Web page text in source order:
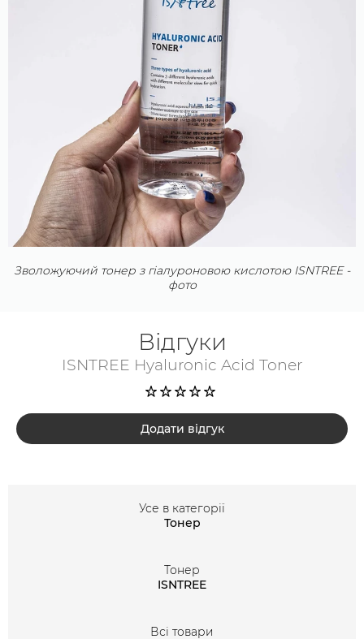
заслуговує витяжка з центелли азіатської –
мадекасосид. Ця речовина чинить заспокійливу дію
на шкіру, підсилює інтенсивність процесів
метаболізму, знімає запалення та гіперемію.
Схожими властивостями володіє пантенол,
впроваджений у склад для більш ефективної
регенерації тканин і усунення почервонінь. Тонер має
виражений омолоджуючий потенціал завдяки
присутності у його складі церамідів, що відновлюють
водно-жировий баланс шкіри, а також її захисні
функції.
Зволожуючий тонер з гіалуроновою кислотою ISNTREE -
фото
Відгуки
ISNTREE Hyaluronic Acid Toner
Додати відгук
Усе в категорії
Тонер
Тонер
ISNTREE
Всі товари